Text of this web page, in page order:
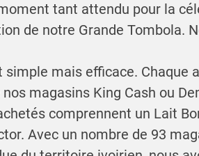
tant attendu pour la
de notre Grande Tombola.
mais efficace. Chaque
nos magasins King Cash ou
comprennent un Lait
Avec un nombre de 93